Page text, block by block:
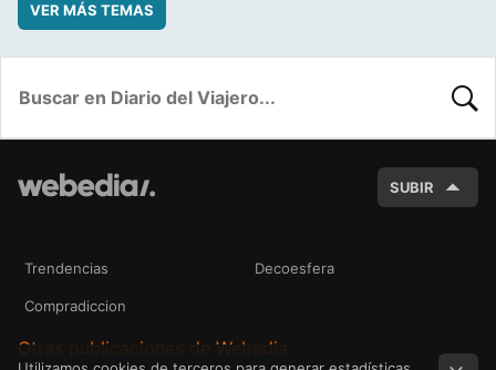
VER MÁS TEMAS
SUBIR
Trendencias Decoesfera
Compradiccion
Otras publicaciones de Webedia